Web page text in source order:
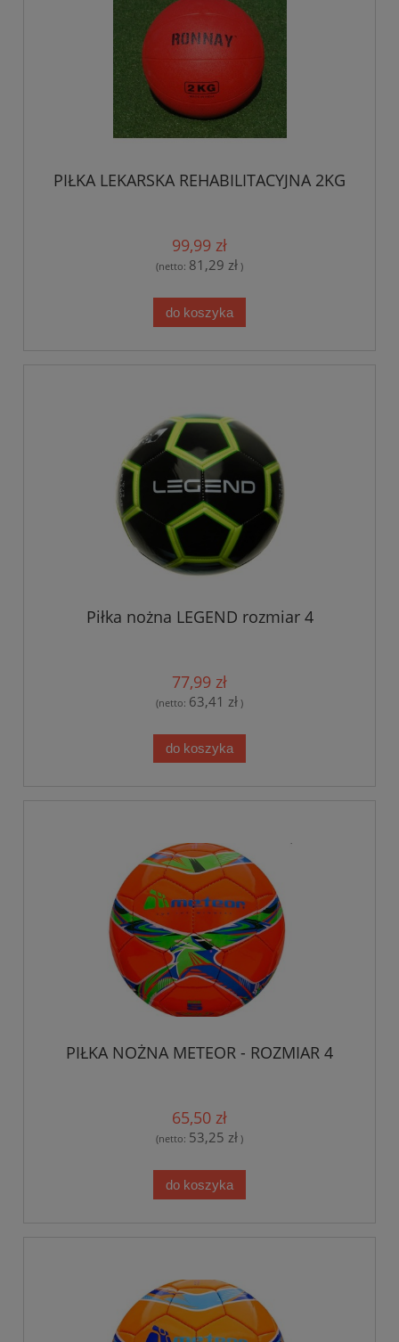
PIŁKA LEKARSKA REHABILITACYJNA 2KG
99,99 zł
(netto: 81,29 zł )
do koszyka
Piłka nożna LEGEND rozmiar 4
77,99 zł
(netto: 63,41 zł )
do koszyka
PIŁKA NOŻNA METEOR - ROZMIAR 4
65,50 zł
(netto: 53,25 zł )
do koszyka